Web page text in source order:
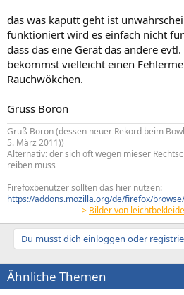
das was kaputt geht ist
funktioniert wird es einfach nicht
dass das eine Gerät das andere
bekommst vielleicht einen
Rauchwökchen.
Gruss Boron
Gruß Boron (dessen neuer Rekord beim
5. März 2011))
Alternativ: der sich oft wegen mieser
reiben muss
Firefoxbenutzer sollten das hier nutzen:
https://addons.mozilla.org/de/firefox/
--> Bilder von
Du musst dich einloggen oder
Ähnliche Themen